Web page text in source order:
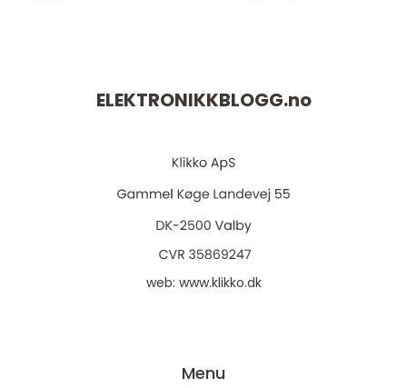
ELEKTRONIKKBLOGG.no
web: www.klikko.dk
Menu